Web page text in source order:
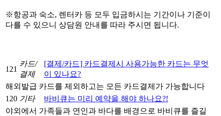
※항공과 숙소, 렌터카 등 모두 입금하시는 기간이나 기준이
다를 수 있으니 상담원 안내를 따라 주시면 됩니다.
121
카드/
결제
[결제/카드] 카드결제시 사용가능한 카드는 무엇
이 있나요?
해외발급 카드를 제외하고는 모든 카드결제가 가능합니다
120 기타
바비큐는 미리 예약을 해야 하나요?!
야외에서 가족들과 연인과 바다를 배경으로 바비큐를 즐길